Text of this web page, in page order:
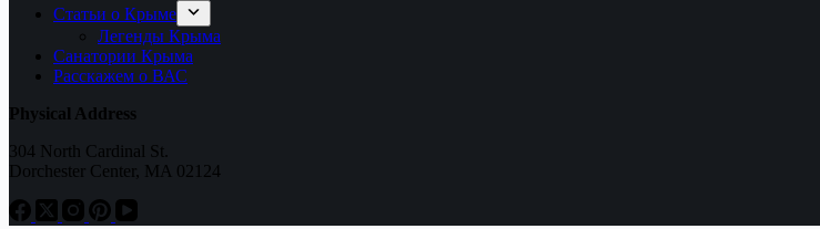
Статьи о Крыме
Легенды Крыма
Санатории Крыма
Расскажем о ВАС
Physical Address
304 North Cardinal St.
Dorchester Center, MA 02124